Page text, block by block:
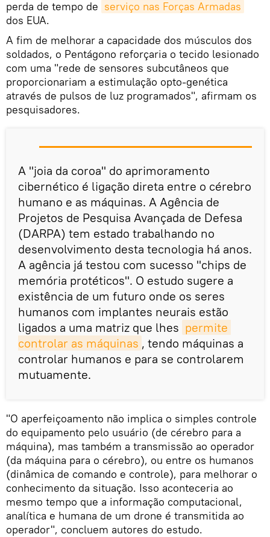
perda de tempo de serviço nas Forças Armadas
dos EUA.
A fim de melhorar a capacidade dos músculos dos
soldados, o Pentágono reforçaria o tecido lesionado
com uma "rede de sensores subcutâneos que
proporcionariam a estimulação opto-genética
através de pulsos de luz programados", afirmam os
pesquisadores.
A "joia da coroa" do aprimoramento
cibernético é ligação direta entre o cérebro
humano e as máquinas. A Agência de
Projetos de Pesquisa Avançada de Defesa
(DARPA) tem estado trabalhando no
desenvolvimento desta tecnologia há anos.
A agência já testou com sucesso "chips de
memória protéticos". O estudo sugere a
existência de um futuro onde os seres
humanos com implantes neurais estão
ligados a uma matriz que lhes permite
controlar as máquinas , tendo máquinas a
controlar humanos e para se controlarem
mutuamente.
"O aperfeiçoamento não implica o simples controle
do equipamento pelo usuário (de cérebro para a
máquina), mas também a transmissão ao operador
(da máquina para o cérebro), ou entre os humanos
(dinâmica de comando e controle), para melhorar o
conhecimento da situação. Isso aconteceria ao
mesmo tempo que a informação computacional,
analítica e humana de um drone é transmitida ao
operador", concluem autores do estudo.